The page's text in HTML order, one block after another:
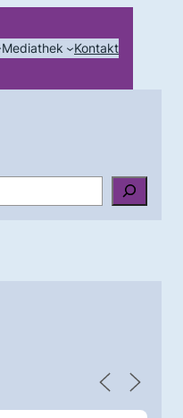
Mediathek Kontakt